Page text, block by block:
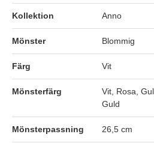
Kollektion Anno
Mönster Blommig
Färg Vit
Mönsterfärg
Vit, Rosa,
Guld
Mönsterpassning 26,5 cm